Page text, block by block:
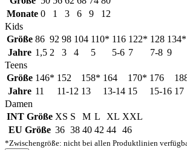
Monate 0 1 3 6 9
12
Kids
Größe 86 92 98 104 110* 116 122* 128 134*
Jahre 1,5 2 3 4 5 5-6 7 7-8 9
Teens
Größe 146* 152 158* 164 170* 176
Jahre 11 11-12 13 13-14 15 15-16 17
Damen
INT Größe XS S M L XL XXL
EU Größe 36 38 40 42 44 46
*Zwischengröße: nicht bei allen Produktlinien